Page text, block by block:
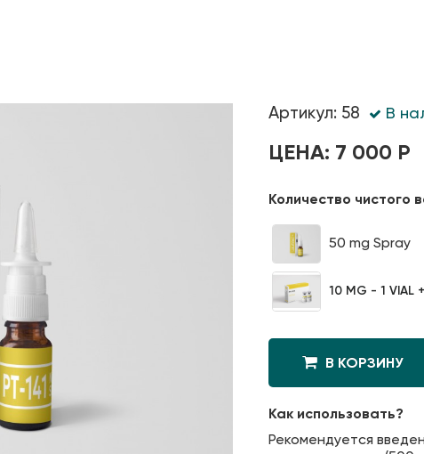
Артикул: 58 В
ЦЕНА: 7 000 Р
Количество чистого
50 mg Spray
10 MG - 1 VIAL
В КОРЗИНУ
Как использовать?
Рекомендуется